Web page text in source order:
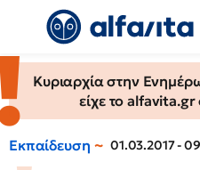
Κυριαρχία στην
είχε το alfavita.gr
Εκπαίδευση 01.03.2017 -